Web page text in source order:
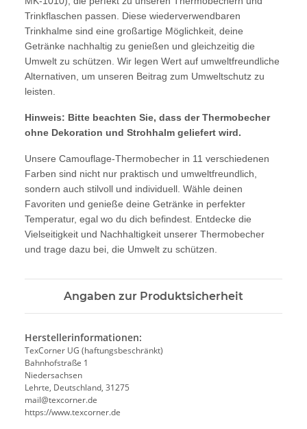
Trinkflaschen passen. Diese wiederverwendbaren
Trinkhalme sind eine großartige Möglichkeit, deine
Getränke nachhaltig zu genießen und gleichzeitig die
Umwelt zu schützen. Wir legen Wert auf umweltfreundliche
Alternativen, um unseren Beitrag zum Umweltschutz zu
leisten.
Hinweis: Bitte beachten Sie, dass der Thermobecher
ohne Dekoration und Strohhalm geliefert wird.
Unsere Camouflage-Thermobecher in 11 verschiedenen
Farben sind nicht nur praktisch und umweltfreundlich,
sondern auch stilvoll und individuell. Wähle deinen
Favoriten und genieße deine Getränke in perfekter
Temperatur, egal wo du dich befindest. Entdecke die
Vielseitigkeit und Nachhaltigkeit unserer Thermobecher
und trage dazu bei, die Umwelt zu schützen.
Angaben zur Produktsicherheit
Herstellerinformationen:
TexCorner UG (haftungsbeschränkt)
Bahnhofstraße 1
Niedersachsen
Lehrte, Deutschland, 31275
mail@texcorner.de
https://www.texcorner.de